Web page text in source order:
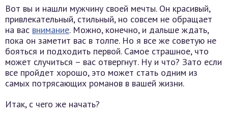
Вот вы и нашли мужчину своей мечты. Он красивый,
привлекательный, стильный, но совсем не обращает
на вас внимание. Можно, конечно, и дальше ждать,
пока он заметит вас в толпе. Но я все же советую не
бояться и подходить первой. Самое страшное, что
может случиться – вас отвергнут. Ну и что? Зато если
все пройдет хорошо, это может стать одним из
самых потрясающих романов в вашей жизни.
Итак, с чего же начать?